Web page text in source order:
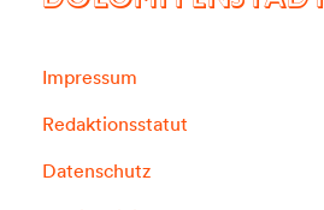
Impressum
Redaktionsstatut
Datenschutz